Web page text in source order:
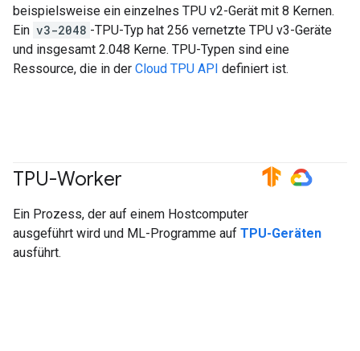
beispielsweise ein einzelnes TPU v2-Gerät mit 8 Kernen.
Ein v3-2048 -TPU-Typ hat 256 vernetzte TPU v3-Geräte
und insgesamt 2.048 Kerne. TPU-Typen sind eine
Ressource, die in der Cloud TPU API definiert ist.
TPU-Worker #TensorFlow #GoogleCloud
Ein Prozess, der auf einem Hostcomputer
ausgeführt wird und ML-Programme auf TPU-Geräten
ausführt.